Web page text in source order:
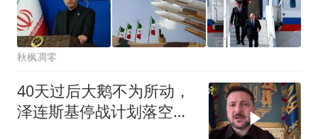
秋枫凋零
40天过后大鹅不为所动，
泽连斯基停战计划落空，